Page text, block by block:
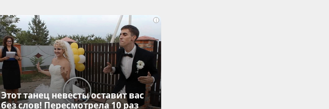
i
Этот танец невесты оставит вас
без слов! Пересмотрела 10 раз